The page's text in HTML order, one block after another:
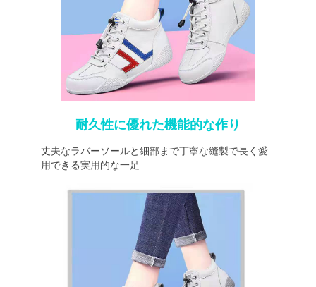
耐久性に優れた機能的な作り
丈夫なラバーソールと細部まで丁寧な縫製で長く愛
用できる実用的な一足